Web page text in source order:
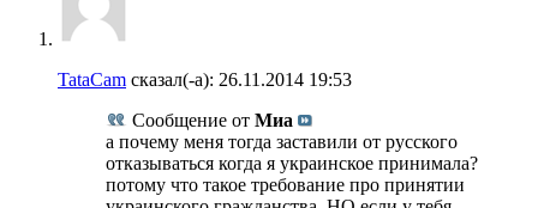
TataCam сказал(-а): 26.11.2014 19:53
Сообщение от Миа
а почему меня тогда заставили от русского
отказываться когда я украинское принимала?
потому что такое требование про принятии